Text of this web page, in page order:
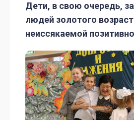
Дети, в свою очередь,
людей золотого
неиссякаемой